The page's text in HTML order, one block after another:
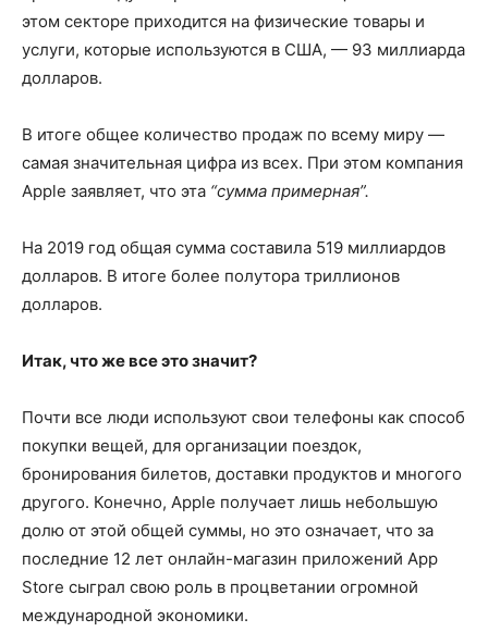
этом секторе приходится на физические товары и
услуги, которые используются в США, — 93 миллиарда
долларов.
В итоге общее количество продаж по всему миру —
самая значительная цифра из всех. При этом компания
Apple заявляет, что эта “сумма примерная”.
На 2019 год общая сумма составила 519 миллиардов
долларов. В итоге более полутора триллионов
долларов.
Итак, что же все это значит?
Почти все люди используют свои телефоны как способ
покупки вещей, для организации поездок,
бронирования билетов, доставки продуктов и многого
другого. Конечно, Apple получает лишь небольшую
долю от этой общей суммы, но это означает, что за
последние 12 лет онлайн-магазин приложений App
Store сыграл свою роль в процветании огромной
международной экономики.